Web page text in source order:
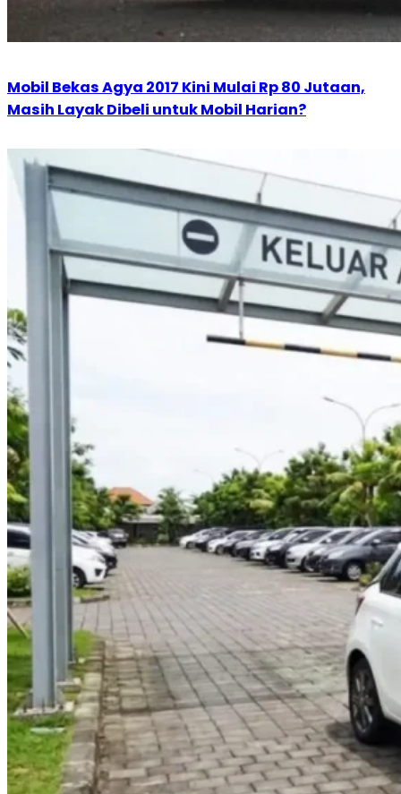
Mobil Bekas Agya 2017 Kini Mulai Rp 80 Jutaan,
Masih Layak Dibeli untuk Mobil Harian?